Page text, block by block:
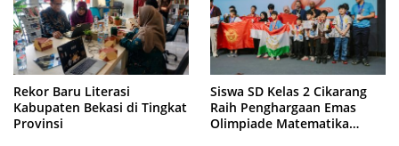
Rekor Baru Literasi
Kabupaten Bekasi di Tingkat
Provinsi
Siswa SD Kelas 2 Cikarang
Raih Penghargaan Emas
Olimpiade Matematika